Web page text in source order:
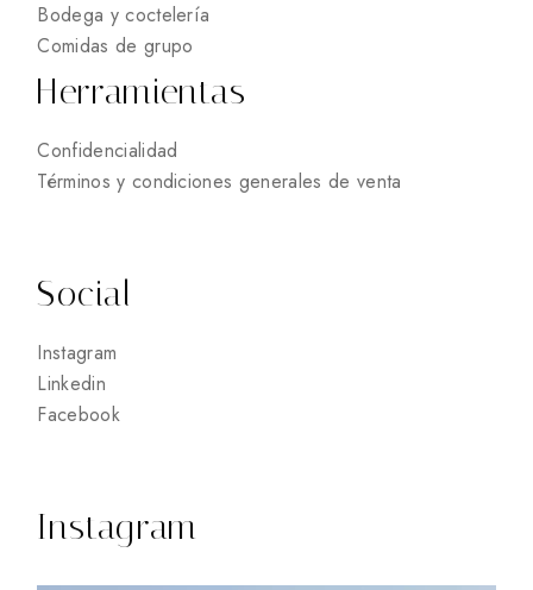
Bodega y coctelería
Comidas de grupo
Herramientas
Confidencialidad
Términos y condiciones generales de venta
Social
Instagram
Linkedin
Facebook
Instagram